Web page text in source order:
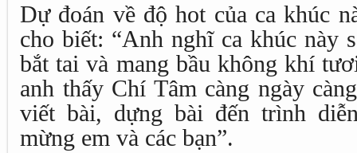
Dự đoán về độ hot của ca khúc
cho biết: “Anh nghĩ ca khúc này
bắt tai và mang bầu không khí
anh thấy Chí Tâm càng ngày
viết bài, dựng bài đến trình
mừng em và các bạn”.